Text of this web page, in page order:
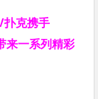
扑克携手
来一系列精彩